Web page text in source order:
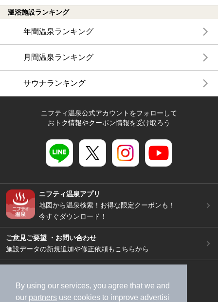
By using our services, you agree that we and
our partners use cookies to improve advertisi
温浴施設ランキング
年間温泉ランキング
月間温泉ランキング
サウナランキング
ニフティ温泉公式アカウントをフォローして
おトク情報やクーポン情報を受け取ろう
ニフティ温泉アプリ
地図から温泉検索！お得な限定クーポンも！
今すぐダウンロード！
ご意見ご要望 ・お問い合わせ
施設データの新規追加や修正依頼もこちらから
加盟店募集（資料請求）
広告出稿のご案内
利用規約
ライフスタイルMEMBERS+規約